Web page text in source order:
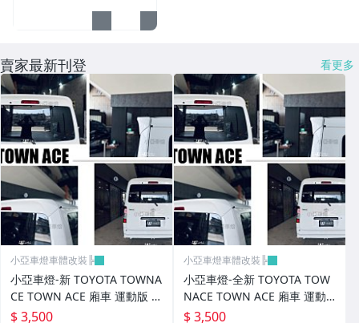
內.外把手.後視鏡.LED後視鏡
煞車油門踏板.冷光迎賓踏板
排氣管.內龜板.下護板.擋泥板
牌照燈.室內燈.照地燈
原廠改裝水箱罩.通風網
各車系燈眉.空力套件
非常機車
車用精品百貨類.各車系晴雨窗
避震器.卡鉗.來另片.短彈簧
賣家最新刊登 看更多
小亞車燈車體改裝╠
小亞車燈-新 TOYOTA TOWNA
CE TOWN ACE 廂車 運動版 尾
翼 鴨尾 素材 FRP
$ 3,500
小亞車燈車體改裝╠
小亞車燈-全新 TOYOTA TOW
NACE TOWN ACE 廂車 運動
版 尾翼 鴨尾 素材 FRP
$ 3,500